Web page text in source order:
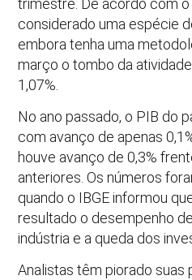
considerado uma espécie
embora tenha uma
março o tombo da
1,07%.
No ano passado, o PIB do
com avanço de apenas
houve avanço de 0,3%
anteriores. Os números
quando o IBGE informou
resultado o desempenho
indústria e a queda dos
Analistas têm piorado suas